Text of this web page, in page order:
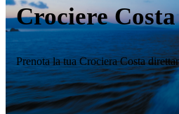
Crociere Costa
Prenota la tua Crociera Costa